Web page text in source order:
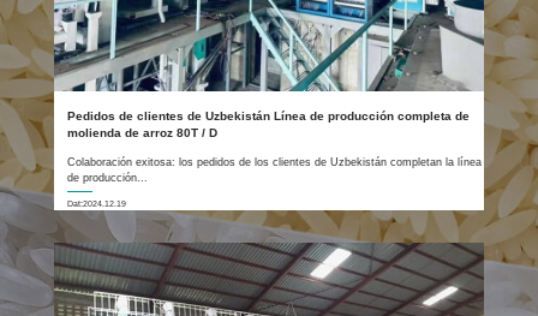
Pedidos de clientes de Uzbekistán Línea de producción completa de
molienda de arroz 80T / D
Colaboración exitosa: los pedidos de los clientes de Uzbekistán completan la línea
de producción...
Dat:2024.12.19